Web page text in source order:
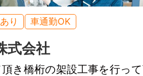
り 車通勤OK
式会社
頂き橋桁の架設工事を行っ